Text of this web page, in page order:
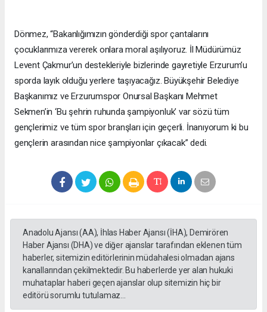
Dönmez, “Bakanlığımızın gönderdiği spor çantalarını
çocuklarımıza vererek onlara moral aşılıyoruz. İl Müdürümüz
Levent Çakmur’un destekleriyle bizlerinde gayretiyle Erzurum’u
sporda layık olduğu yerlere taşıyacağız. Büyükşehir Belediye
Başkanımız ve Erzurumspor Onursal Başkanı Mehmet
Sekmen’in ‘Bu şehrin ruhunda şampiyonluk’ var sözü tüm
gençlerimiz ve tüm spor branşları için geçerli. İnanıyorum ki bu
gençlerin arasından nice şampiyonlar çıkacak” dedi.
Anadolu Ajansı (AA), İhlas Haber Ajansı (İHA), Demirören
Haber Ajansı (DHA) ve diğer ajanslar tarafından eklenen tüm
haberler, sitemizin editörlerinin müdahalesi olmadan ajans
kanallarından çekilmektedir. Bu haberlerde yer alan hukuki
muhataplar haberi geçen ajanslar olup sitemizin hiç bir
editörü sorumlu tutulamaz...